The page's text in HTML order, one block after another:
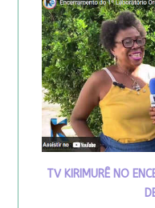
TV KIRIMURÊ NO